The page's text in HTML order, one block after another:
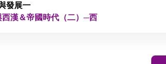
發展一
漢＆帝國時代（二）─西